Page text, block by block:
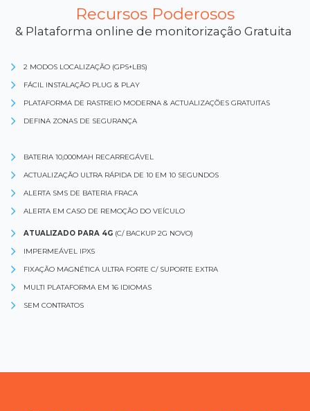
Recursos Poderosos
& Plataforma online de monitorização Gratuita
2 MODOS LOCALIZAÇÃO (GPS+LBS)
FÁCIL INSTALAÇÃO PLUG & PLAY
PLATAFORMA DE RASTREIO MODERNA & ACTUALIZAÇÕES GRATUITAS
DEFINA ZONAS DE SEGURANÇA
BATERIA 10,000MAH RECARREGÁVEL
ACTUALIZAÇÃO ULTRA RÁPIDA DE 10 EM 10 SEGUNDOS
ALERTA SMS DE BATERIA FRACA
ALERTA EM CASO DE REMOÇÃO DO VEÍCULO
ATUALIZADO PARA 4G (C/ BACKUP 2G NOVO)
IMPERMEÁVEL IPX5
FIXAÇÃO MAGNÉTICA ULTRA FORTE C/ SUPORTE EXTRA
MULTI PLATAFORMA EM 16 IDIOMAS
SEM CONTRATOS